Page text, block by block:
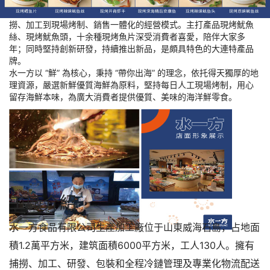
浪勝町
新聞中心
聯系我們
水一方主營海洋休閑零食、干海產品、家庭佐餐等品類，打造從捕
撈、加工到現場烤制、銷售一體化的經營模式。主打產品現烤魷魚
絲、現烤魷魚頭，十余種現烤魚片深受消費者喜愛，陪伴大家多
年；同時堅持創新研發，持續推出新品，是頗具特色的大連特產品
牌。
水一方以 “鮮” 為核心，秉持 “帶你出海” 的理念，依托得天獨厚的地
理資源，嚴選新鮮優質海鮮為原料，堅持每日人工現場烤制，用心
留存海鮮本味，為廣大消費者提供優質、美味的海洋鮮零食。
工廠介紹
水一方食品有限公司生產加工廠位于山東威海石島，占地面
積1.2萬平方米，建筑面積6000平方米，工人130人。擁有
捕撈、加工、研發、包裝和全程冷鏈管理及專業化物流配送